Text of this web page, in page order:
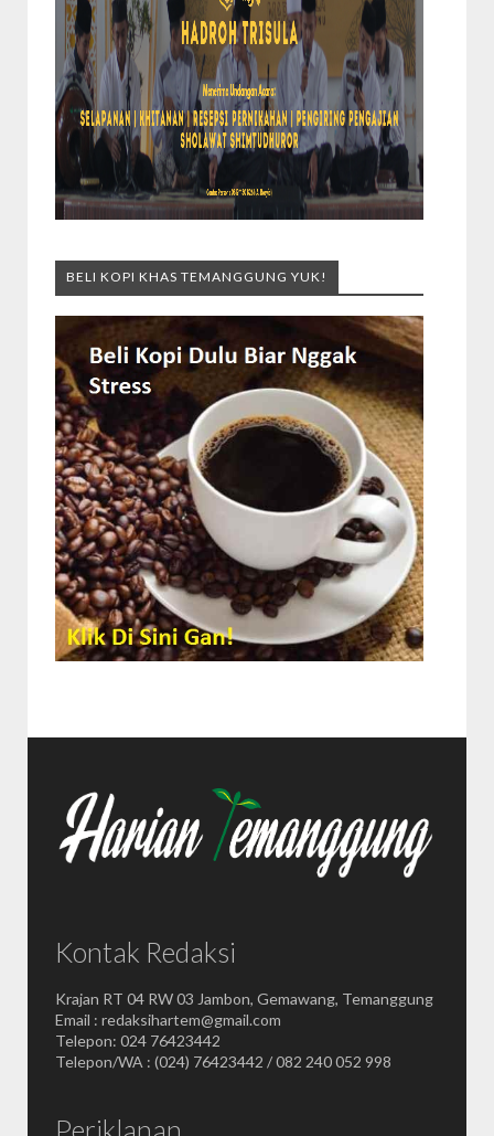
BELI KOPI KHAS TEMANGGUNG YUK!
Kontak Redaksi
Krajan RT 04 RW 03 Jambon, Gemawang, Temanggung
Email : redaksihartem@gmail.com
Telepon: 024 76423442
Telepon/WA : (024) 76423442 / 082 240 052 998